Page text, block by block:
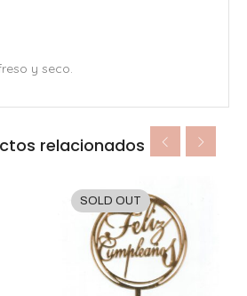
y seco.
relacionados
SOLD OUT